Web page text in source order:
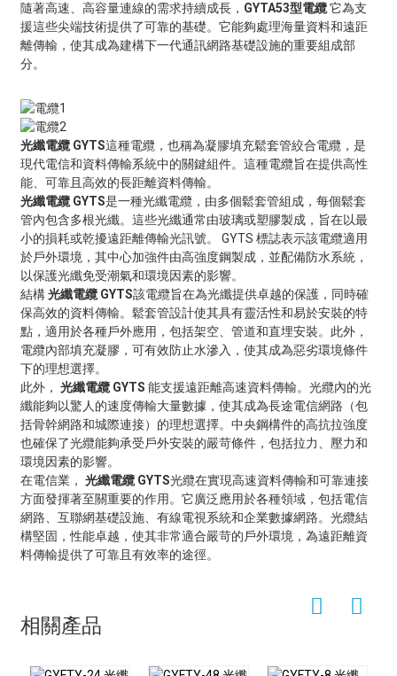
隨著高速、高容量連線的需求持續成長， GYTA53型電纜它為支
援這些尖端技術提供了可靠的基礎。它能夠處理海量資料和遠距
離傳輸，使其成為建構下一代通訊網路基礎設施的重要組成部
分。
光纖電纜 GYTS這種電纜，也稱為凝膠填充鬆套管絞合電纜，是
現代電信和資料傳輸系統中的關鍵組件。這種電纜旨在提供高性
能、可靠且高效的長距離資料傳輸。
光纖電纜 GYTS是一種光纖電纜，由多個鬆套管組成，每個鬆套
管內包含多根光纖。這些光纖通常由玻璃或塑膠製成，旨在以最
小的損耗或乾擾遠距離傳輸光訊號。 GYTS 標誌表示該電纜適用
於戶外環境，其中心加強件由高強度鋼製成，並配備防水系統，
以保護光纖免受潮氣和環境因素的影響。
結構光纖電纜 GYTS該電纜旨在為光纖提供卓越的保護，同時確
保高效的資料傳輸。鬆套管設計使其具有靈活性和易於安裝的特
點，適用於各種戶外應用，包括架空、管道和直埋安裝。此外，
電纜內部填充凝膠，可有效防止水滲入，使其成為惡劣環境條件
下的理想選擇。
此外， 光纖電纜 GYTS 能支援遠距離高速資料傳輸。光纜內的光
纖能夠以驚人的速度傳輸大量數據，使其成為長途電信網路（包
括骨幹網路和城際連接）的理想選擇。中央鋼構件的高抗拉強度
也確保了光纜能夠承受戶外安裝的嚴苛條件，包括拉力、壓力和
環境因素的影響。
在電信業， 光纖電纜 GYTS光纜在實現高速資料傳輸和可靠連接
方面發揮著至關重要的作用。它廣泛應用於各種領域，包括電信
網路、互聯網基礎設施、有線電視系統和企業數據網路。光纜結
構堅固，性能卓越，使其非常適合嚴苛的戶外環境，為遠距離資
料傳輸提供了可靠且有效率的途徑。
相關產品